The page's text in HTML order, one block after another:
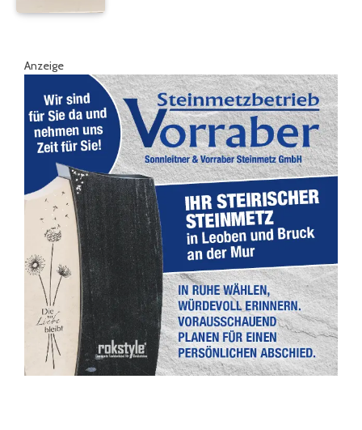
Anzeige